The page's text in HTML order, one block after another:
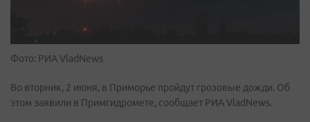
Фото: РИА VladNews
Во вторник, 2 июня, в Приморье пройдут грозовые дожди. Об
этом заявили в Примгидромете, сообщает РИА VladNews.